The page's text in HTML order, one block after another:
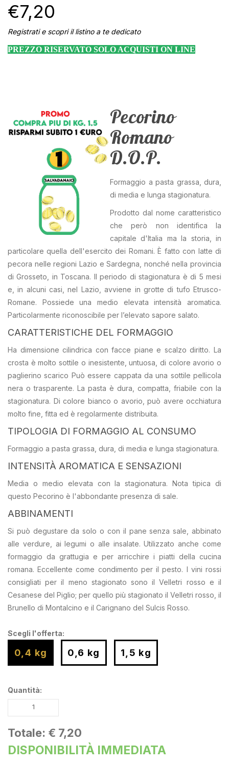
€7,20
Registrati e scopri il listino a te dedicato
PREZZO RISERVATO SOLO ACQUISTI ON LINE
Pecorino
Romano
D.O.P.
Formaggio a pasta grassa, dura,
di media e lunga stagionatura.
Prodotto dal nome caratteristico
che però non identifica la
capitale d'Italia ma la storia, in
particolare quella dell'esercito dei Romani. È fatto con latte di
pecora nelle regioni Lazio e Sardegna, nonché nella provincia
di Grosseto, in Toscana. Il periodo di stagionatura è di 5 mesi
e, in alcuni casi, nel Lazio, avviene in grotte di tufo Etrusco-
Romane. Possiede una medio elevata intensità aromatica.
Particolarmente riconoscibile per l’elevato sapore salato.
CARATTERISTICHE DEL FORMAGGIO
Ha dimensione cilindrica con facce piane e scalzo diritto. La
crosta è molto sottile o inesistente, untuosa, di colore avorio o
paglierino scarico Può essere cappata da una sottile pellicola
nera o trasparente. La pasta è dura, compatta, friabile con la
stagionatura. Di colore bianco o avorio, può avere occhiatura
molto fine, fitta ed è regolarmente distribuita.
TIPOLOGIA DI FORMAGGIO AL CONSUMO
Formaggio a pasta grassa, dura, di media e lunga stagionatura.
INTENSITÀ AROMATICA E SENSAZIONI
Media o medio elevata con la stagionatura. Nota tipica di
questo Pecorino è l'abbondante presenza di sale.
ABBINAMENTI
Si può degustare da solo o con il pane senza sale, abbinato
alle verdure, ai legumi o alle insalate. Utilizzato anche come
formaggio da grattugia e per arricchire i piatti della cucina
romana. Eccellente come condimento per il pesto. I vini rossi
consigliati per il meno stagionato sono il Velletri rosso e il
Cesanese del Piglio; per quello più stagionato il Velletri rosso, il
Brunello di Montalcino e il Carignano del Sulcis Rosso.
Scegli l'offerta:
0,4 kg 0,6 kg 1,5 kg
Quantità:
Totale: € 7,20
DISPONIBILITÀ IMMEDIATA